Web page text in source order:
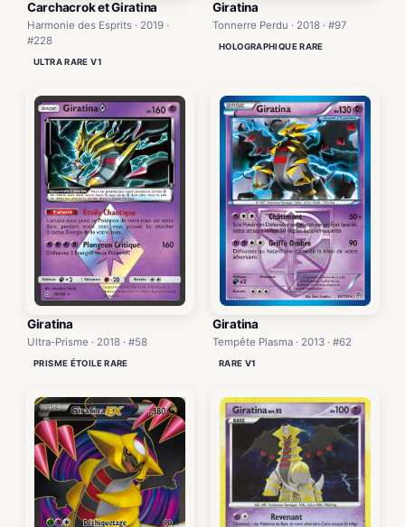
Carchacrok et Giratina
Harmonie des Esprits · 2019 ·
#228
ULTRA RARE V1
Giratina
Tonnerre Perdu · 2018 · #97
HOLOGRAPHIQUE RARE
Giratina
Ultra-Prisme · 2018 · #58
PRISME ÉTOILE RARE
Giratina
Tempête Plasma · 2013 · #62
RARE V1